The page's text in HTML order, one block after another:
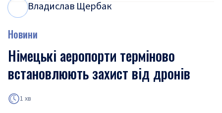
Владислав Щербак
Новини
Німецькі аеропорти терміново
встановлюють захист від дронів
1 хв